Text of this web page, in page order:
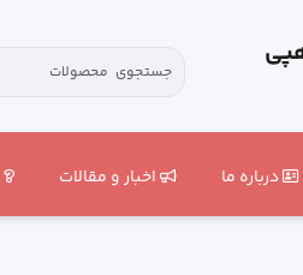
درباره ما اخبار و مقالات